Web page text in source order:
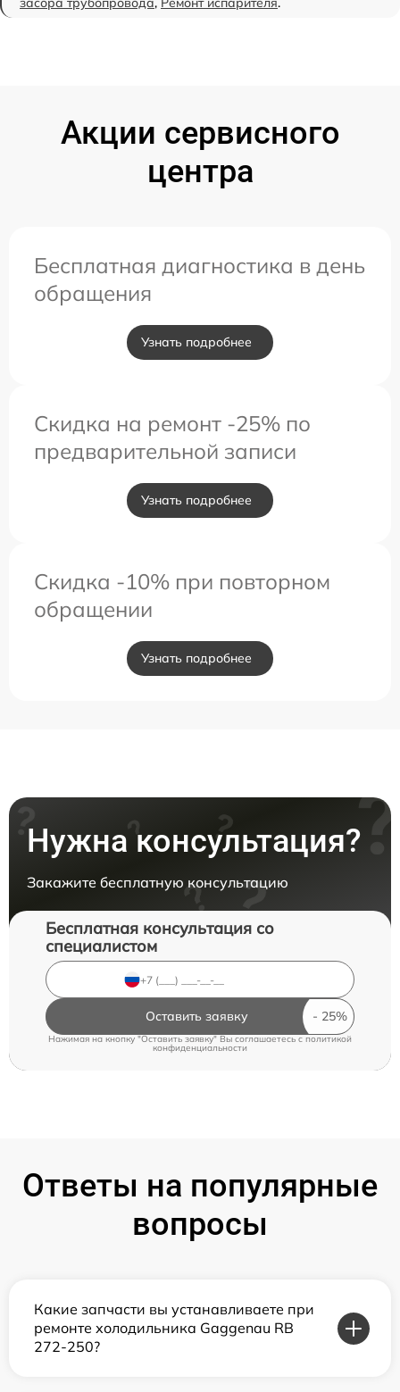
Акции сервисного
центра
Бесплатная диагностика в день
обращения
Узнать подробнее
Скидка на ремонт -25% по
предварительной записи
Узнать подробнее
Скидка -10% при повторном
обращении
Узнать подробнее
Нужна консультация?
Закажите бесплатную консультацию
Бесплатная консультация со
специалистом
Оставить заявку
Нажимая на кнопку "Оставить заявку" Вы соглашаетесь c политикой
конфиденциальности
Ответы на популярные
вопросы
Какие запчасти вы устанавливаете при
ремонте холодильника Gaggenau RB
272-250?